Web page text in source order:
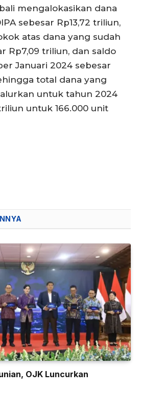
mengalokasikan dana
sebesar Rp13,72 triliun,
atas dana yang sudah
Rp7,09 triliun, dan saldo
Januari 2024 sebesar
total dana yang
untuk tahun 2024
untuk 166.000 unit
OJK Luncurkan